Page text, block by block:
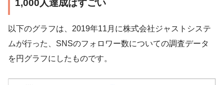
1,000人達成はすごい
以下のグラフは、2019年11月に株式会社ジャストシステ
ムが行った、SNSのフォロワー数についての調査データ
を円グラフにしたものです。